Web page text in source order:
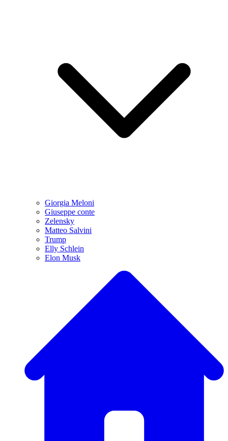
Giorgia Meloni
Giuseppe conte
Zelensky
Matteo Salvini
Trump
Elly Schlein
Elon Musk